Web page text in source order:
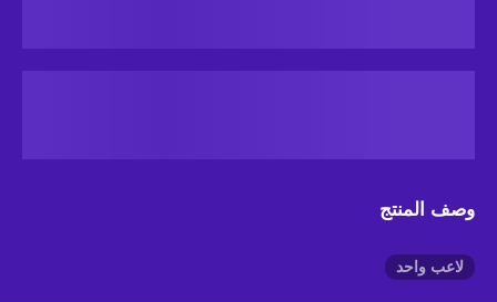
وصف المنتج
لاعب واحد